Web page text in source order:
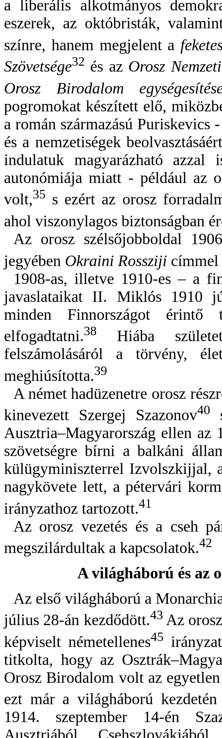
a liberális alkotmányos
eszerek, az októbristák,
színre, hanem megjelent a
Szövetsége32 és az Orosz
Orosz Birodalom
pogromokat készített elő,
a román származású Puriskevics
és a nemzetiségek
indulatuk magyarázható azzal
autonómiája miatt ‑ például az
volt,35 s ezért az orosz
ahol viszonylagos biztonságban
Az orosz szélsőjobboldal
jegyében Okraini Rossziji
1908-as, illetve 1910-es – a
javaslataikat II. Miklós 1910
minden Finnországot
elfogadtatni.38
Hiába
felszámolásáról a törvény,
meghiúsította.39
A német hadüzenetre orosz
kinevezett Szergej Szazonov40
Ausztria–Magyarország ellen az
szövetségre bírni a balkáni
külügyminiszterrel Izvolszkijjal,
nagykövete lett, a pétervári
irányzathoz tartozott.41
Az orosz vezetés és a cseh
megszilárdultak a kapcsolatok.42
A világháború és az
Az első világháború a
július 28-án kezdődött.43 Az
képviselt németellenes45
titkolta, hogy az
Orosz Birodalom volt az
ezt már a világháború
1914. szep­tem­ber 14-én